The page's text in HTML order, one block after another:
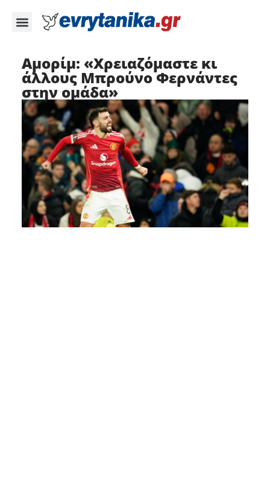
Αμορίμ: «Χρειαζόμαστε κι
άλλους Μπρούνο Φερνάντες
στην ομάδα»